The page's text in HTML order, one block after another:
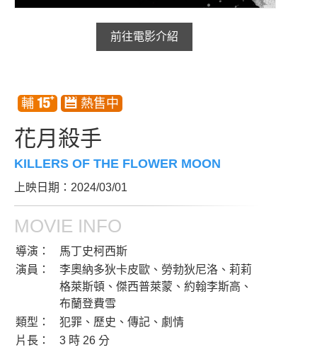
前往電影介紹
花月殺手
KILLERS OF THE FLOWER MOON
上映日期：2024/03/01
MOVIE INFO
導演：
馬丁史柯西斯
演員：
李奧納多狄卡皮歐、勞勃狄尼洛、莉莉
格萊斯頓、傑西普萊蒙、約翰李斯高、
布蘭登費雪
類型：
犯罪、歷史、傳記、劇情
片長：
3 時 26 分
會員Q&A